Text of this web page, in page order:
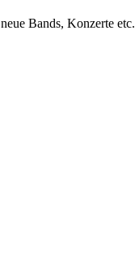
Bands, Konzerte etc.